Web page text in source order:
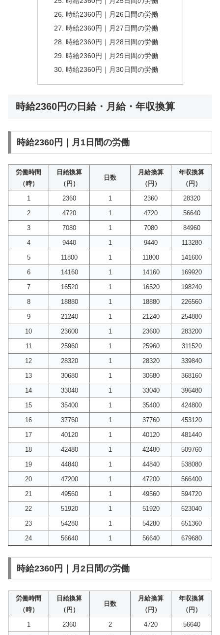
時給2360円｜月26日間の労働
時給2360円｜月27日間の労働
時給2360円｜月28日間の労働
時給2360円｜月29日間の労働
時給2360円｜月30日間の労働
時給2360円の日給・月給・年収換算
時給2360円｜月1日間の労働
労働時間
（時）
日給換算
（円）
日数
月給換算
（円）
年収換算
（円）
1
2360 1 2360
28320
2
4720 1 4720
56640
3
7080 1 7080
84960
4
9440 1 9440
113280
5
11800 1 11800
141600
6
14160 1 14160
169920
7
16520 1 16520
198240
8
18880 1 18880
226560
9
21240 1 21240
254880
10
23600 1 23600
283200
11
25960 1 25960
311520
12
28320 1 28320
339840
13
30680 1 30680
368160
14
33040 1 33040
396480
15
35400 1 35400
424800
16
37760 1 37760
453120
17
40120 1 40120
481440
18
42480 1 42480
509760
19
44840 1 44840
538080
20
47200 1 47200
566400
21
49560 1 49560
594720
22
51920 1 51920
623040
23
54280 1 54280
651360
24
56640 1 56640 679680
時給2360円｜月2日間の労働
労働時間
（時）
日給換算
（円）
日数
月給換算
（円）
年収換算
（円）
1
2360 2 4720
56640